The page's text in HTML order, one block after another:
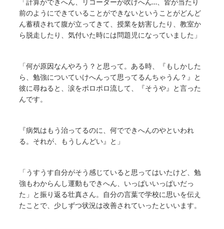
「計算ができへん、リコーダーが吹けへん…、皆が当たり
前のようにできていることができないということがどんど
ん蓄積されて腹が立ってきて、授業を妨害したり、教室か
ら脱走したり、気付いた時には問題児になっていました」
「何が原因なんやろう？と思って。ある時、『もしかした
ら、勉強についていけへんって思ってるんちゃうん？』と
彼に尋ねると、涙をポロポロ流して、『そうや』と言った
んです。
『病気はもう治ってるのに、何でできへんのやといわれ
る。それが、もうしんどい』と」
「うすうす自分がそう感じていると思ってはいたけど、勉
強もわからんし運動もできへん、いっぱいいっぱいだっ
た」と振り返る壮真さん。自分の言葉で学校に思いを伝え
たことで、少しずつ状況は改善されていったといいます。